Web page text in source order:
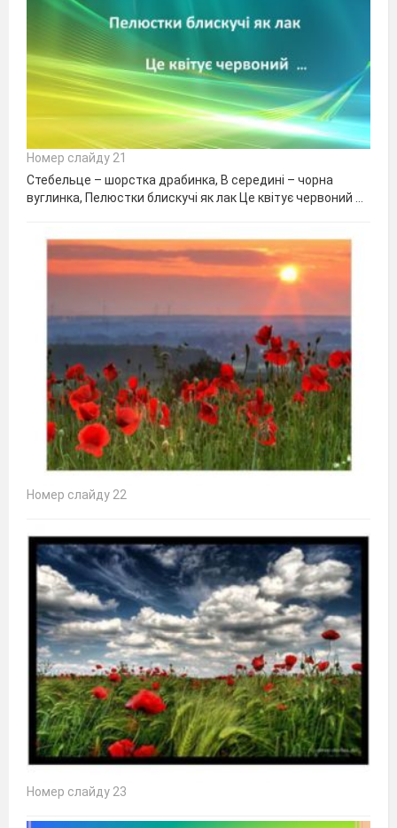
Номер слайду 21
Стебельце – шорстка драбинка, В середині – чорна
вуглинка, Пелюстки блискучі як лак Це квітує червоний …
Номер слайду 22
Номер слайду 23